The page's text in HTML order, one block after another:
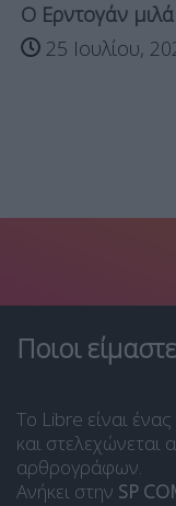
Ο Ερντογάν μιλά
25 Ιουλίου,
Ποιοι είμαστε
Το Libre είναι
και
αρθρογράφων.
Ανήκει στην SP